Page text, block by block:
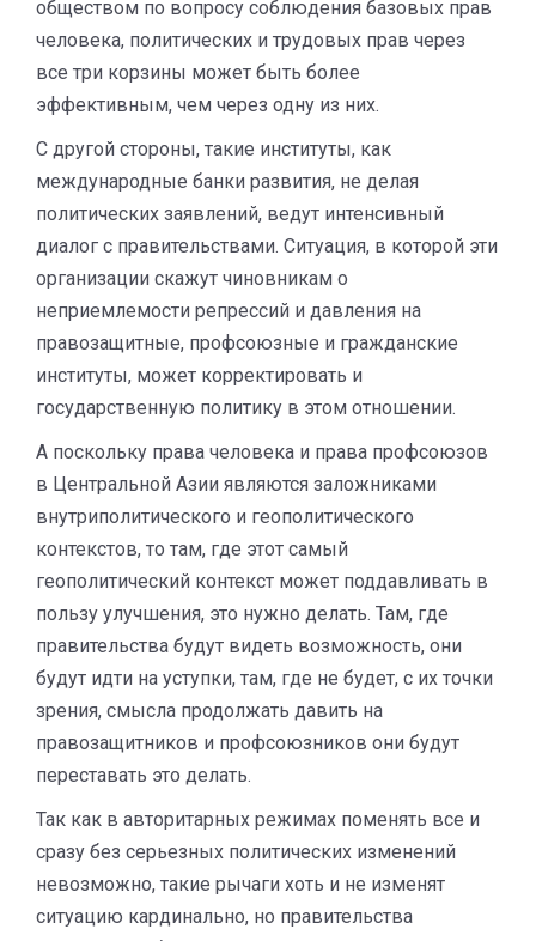
обществом по вопросу соблюдения базовых прав
человека, политических и трудовых прав через
все три корзины может быть более
эффективным, чем через одну из них.
С другой стороны, такие институты, как
международные банки развития, не делая
политических заявлений, ведут интенсивный
диалог с правительствами. Ситуация, в которой эти
организации скажут чиновникам о
неприемлемости репрессий и давления на
правозащитные, профсоюзные и гражданские
институты, может корректировать и
государственную политику в этом отношении.
А поскольку права человека и права профсоюзов
в Центральной Азии являются заложниками
внутриполитического и геополитического
контекстов, то там, где этот самый
геополитический контекст может поддавливать в
пользу улучшения, это нужно делать. Там, где
правительства будут видеть возможность, они
будут идти на уступки, там, где не будет, с их точки
зрения, смысла продолжать давить на
правозащитников и профсоюзников они будут
переставать это делать.
Так как в авторитарных режимах поменять все и
сразу без серьезных политических изменений
невозможно, такие рычаги хоть и не изменят
ситуацию кардинально, но правительства